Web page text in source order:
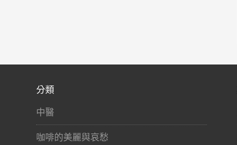
分類
中醫
咖啡的美麗與哀愁